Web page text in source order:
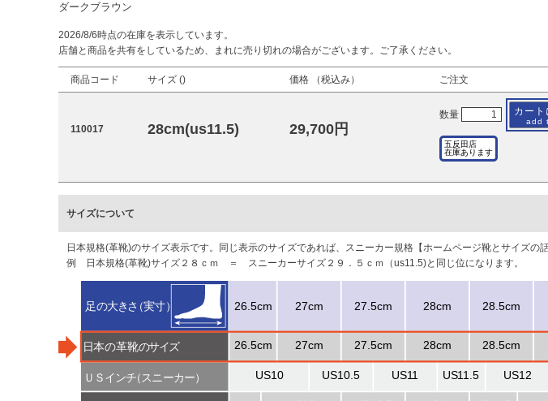
ダークブラウン
2026/8/6時点の在庫を表示しています。
店舗と商品を共有をしているため、まれに売り切れの場合がございます。ご了承ください。
商品コード サイズ () 価格 （税込み） ご注文
110017 28cm(us11.5) 29,700円
数量 カート
add
五反田店
在庫あります
サイズについて
日本規格(革靴)のサイズ表示です。同じ表示のサイズであれば、スニーカー規格【ホームページ靴とサイズ
例 日本規格(革靴)サイズ２８ｃｍ ＝ スニーカーサイズ２９．５ｃｍ（us11.5)と同じ位になります。